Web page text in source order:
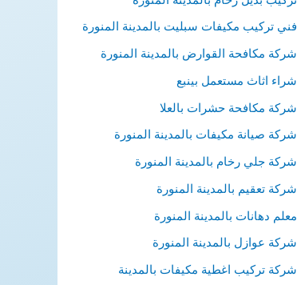
فني تركيب مكيفات سبليت بالمدينة المنورة
شركة مكافحة القوارض بالمدينة المنورة
شراء اثاث مستعمل بينبع
شركة مكافحة حشرات بالعلا
شركة صيانة مكيفات بالمدينة المنورة
شركة جلي رخام بالمدينة المنورة
شركة تعقيم بالمدينة المنورة
معلم دهانات بالمدينة المنورة
شركة عوازل بالمدينة المنورة
شركة تركيب اغطية مكيفات بالمدينة